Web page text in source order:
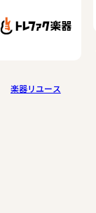
楽器リユース